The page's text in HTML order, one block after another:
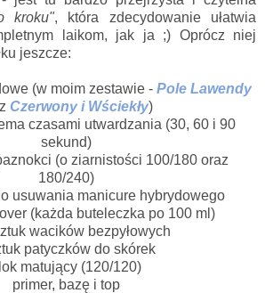
kroku", która zdecydowanie ułatwia
laikom, jak ja ;) Oprócz niej
jeszcze:
(w moim zestawie - Pole Lawendy
Czerwony i Wściekły)
czasami utwardzania (30, 60 i 90
sekund)
(o ziarnistości 100/180 oraz
180/240)
usuwania manicure hybrydowego
(każda buteleczka po 100 ml)
wacików bezpyłowych
patyczków do skórek
matujący (120/120)
primer, bazę i top